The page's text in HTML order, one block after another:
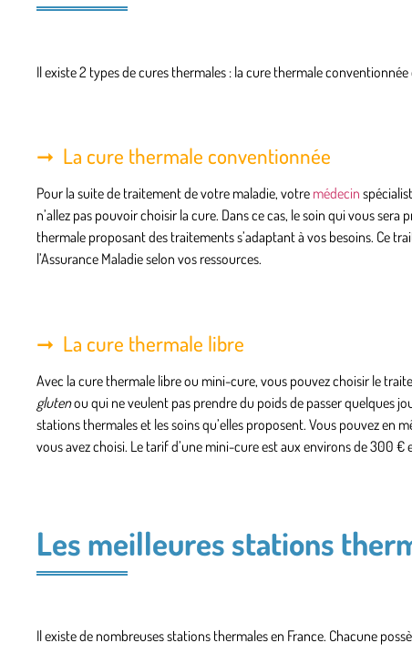
Il existe 2 types de cures thermales : la cure thermale
La cure thermale conventionnée
Pour la suite de traitement de votre maladie, votre médecin
n’allez pas pouvoir choisir la cure. Dans ce cas, le soin qui vous sera
thermale proposant des traitements s’adaptant à vos besoins. Ce
l’Assurance Maladie selon vos ressources.
La cure thermale libre
Avec la cure thermale libre ou mini-cure, vous pouvez choisir le
glutenou qui ne veulent pas prendre du poids de passer quelques
stations thermales et les soins qu’elles proposent. Vous pouvez en
vous avez choisi. Le tarif d’une mini-cure est aux environs de 300 €
Les meilleures stations
Il existe de nombreuses stations thermales en France. Chacune